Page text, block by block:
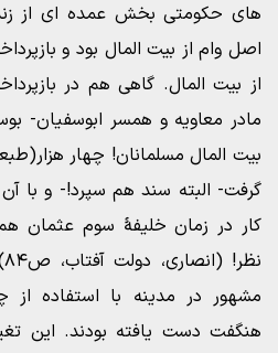
های حکومتی بخش عمده ای از
اصل وام از بیت المال بود و
از بیت المال. گاهی هم در
مادر معاویه و همسر ابوسفیان-
بیت المال مسلمانان! چهار
گرفت- البته سند هم سپرد!- و با
کار در زمان خلیفۀ سوم عثمان
مشهور در مدینه با استفاده از
هنگفت دست یافته بودند. این